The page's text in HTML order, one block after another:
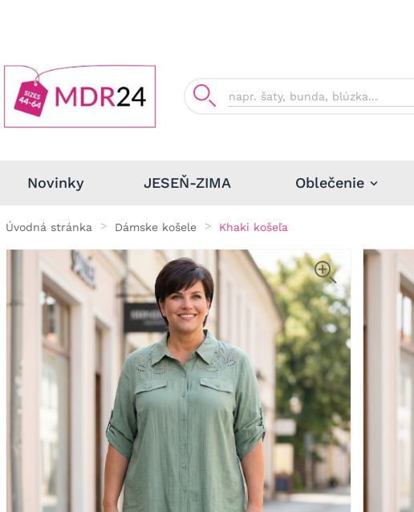
Novinky JESEŇ-ZIMA Oblečenie
Úvodná stránka Dámske košele Khaki košeľa